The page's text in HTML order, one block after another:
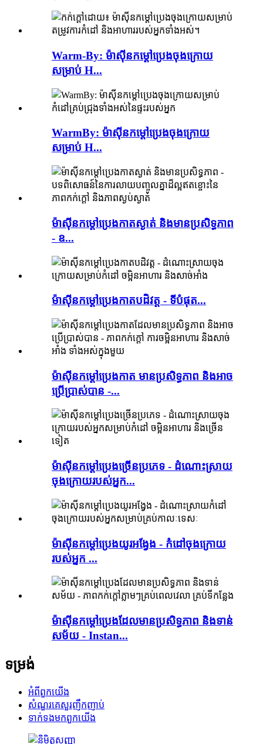
Warm-By: ម៉ាស៊ីនកម្តៅប្រេងចុងក្រោយ
សម្រាប់ H...
WarmBy: ម៉ាស៊ីនកម្តៅប្រេងចុងក្រោយ
សម្រាប់ H...
ម៉ាស៊ីនកម្តៅប្រេងកាតស្ងាត់ និងមានប្រសិទ្ធភាព
- ឧ...
ម៉ាស៊ីនកម្តៅប្រេងកាតបដិវត្ត - ទីបំផុត...
ម៉ាស៊ីនកម្តៅប្រេងកាត មានប្រសិទ្ធភាព និងអាច
ប្រើប្រាស់បាន -...
ម៉ាស៊ីនកម្តៅប្រេងច្រើនប្រភេទ - ដំណោះស្រាយ
ចុងក្រោយរបស់អ្នក...
ម៉ាស៊ីនកម្តៅប្រេងយូរអង្វែង - កំដៅចុងក្រោយ
របស់អ្នក ...
ម៉ាស៊ីនកម្តៅប្រេងដែលមានប្រសិទ្ធភាព និងទាន់
សម័យ - Instan...
ទម្រង់
អំពី​ពួក​យើង
សំណួរគេសួរញឹកញាប់
ទាក់ទង​មក​ពួក​យើង